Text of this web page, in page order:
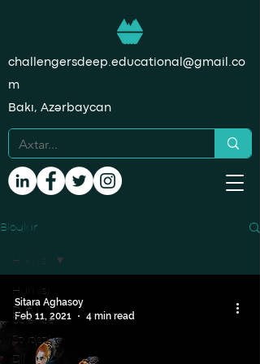
challengersdeep.educational@gmail.co
m
Bakı, Azərbaycan
Bloqlar
Hamısı
Data
Science
Statistika
Dil
Hamısı
Sitara Aghasoy
Feb 11, 2021
4 min read